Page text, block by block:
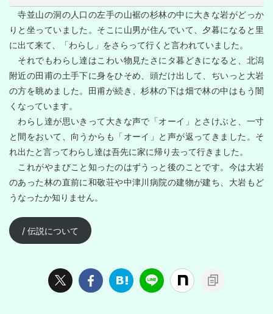
寺並山の洞の人口の左手の山裾の杉林の中に大きな岩がどっか
りと坐っていました。そこに山男が住んでいて、夕暮になると里
に出て来て、「わらし」をさらって行くと言われていました。
それでもわらし達はこわい物見たさにタ暮どきになると、北潟
附近の田甫の土手下に身をひそめ、頭だけ出して、ぢいっと大岩
の方を眺めました。田甫が続き、杉林の下は畑で林の中はもう闇
くなっています。
わらし達が思いきって大きな声で「オーイ」とさけぶと、一寸
と間をおいて、向うからも「オーイ」と声が返ってきました。そ
れ出たと言ってわらし達は吾先に家に帰り去って行きました。
これがやまびこと知ったのはずうっと後のことです。今は大岩
のあった林の直前に和敬荘や中津川病院の建物が建ち、大岩もど
うなったか知りません。
/ 伝説について